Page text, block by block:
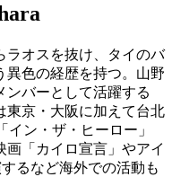
ラオスを抜け、タイのバ
異色の経歴を持つ。山野
ンバーとして活躍する
東京・大阪に加えて台北
ン・ザ・ヒーロー」
「カイロ宣言」やアイ
るなど海外での活動も